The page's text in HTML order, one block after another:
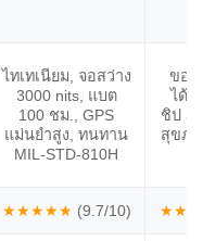
ไทเทเนียม, จอสว่าง
3000 nits, แบต
100 ชม., GPS
แม่นยำสูง, ทนทาน
MIL-STD-810H
ขอบ
ได้,
ชิป
สุขภ
★★★★★ (9.7/10)